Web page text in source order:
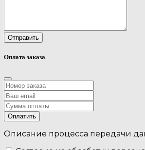
Отправить
Оплата заказа
Оплатить
Описание процесса передачи